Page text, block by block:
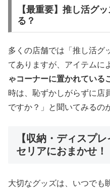
【最重要】推し活グ
る？
多くの店舗では「推し活グ
てありますが、アイテムに
ゃコーナーに置かれている
時は、恥ずかしがらずに店
ですか？」と聞いてみるの
【収納・ディスプ
セリアにおまかせ！
大切なグッズは、いつでも